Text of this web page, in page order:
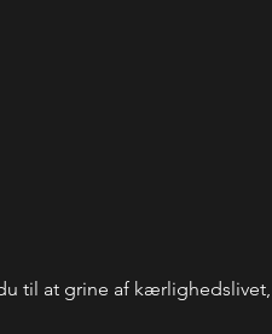
til at grine af